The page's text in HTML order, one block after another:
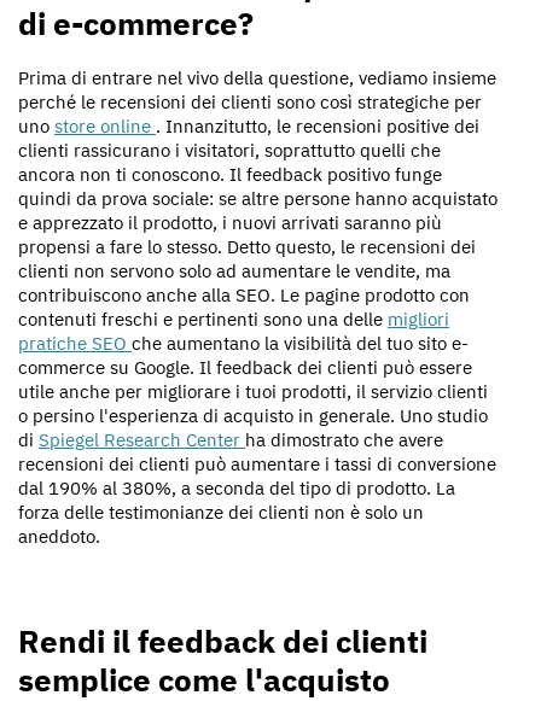
di e-commerce?
Prima di entrare nel vivo della questione, vediamo insieme
perché le recensioni dei clienti sono così strategiche per
uno store online . Innanzitutto, le recensioni positive dei
clienti rassicurano i visitatori, soprattutto quelli che
ancora non ti conoscono. Il feedback positivo funge
quindi da prova sociale: se altre persone hanno acquistato
e apprezzato il prodotto, i nuovi arrivati ​​saranno più
propensi a fare lo stesso. Detto questo, le recensioni dei
clienti non servono solo ad aumentare le vendite, ma
contribuiscono anche alla SEO. Le pagine prodotto con
contenuti freschi e pertinenti sono una delle migliori
pratiche SEO che aumentano la visibilità del tuo sito e-
commerce su Google. Il feedback dei clienti può essere
utile anche per migliorare i tuoi prodotti, il servizio clienti
o persino l'esperienza di acquisto in generale. Uno studio
di Spiegel Research Center ha dimostrato che avere
recensioni dei clienti può aumentare i tassi di conversione
dal 190% al 380%, a seconda del tipo di prodotto. La
forza delle testimonianze dei clienti non è solo un
aneddoto.
Rendi il feedback dei clienti
semplice come l'acquisto